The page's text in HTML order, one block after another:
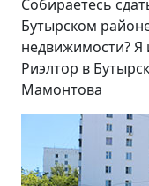
Собираетесь
Бутырском
недвижимости? Я
Риэлтор в
Мамонтова